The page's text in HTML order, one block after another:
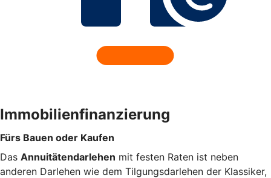
Immobilienfinanzierung
Fürs Bauen oder Kaufen
Das Annuitätendarlehen mit festen Raten ist neben
anderen Darlehen wie dem Tilgungsdarlehen der Klassiker,